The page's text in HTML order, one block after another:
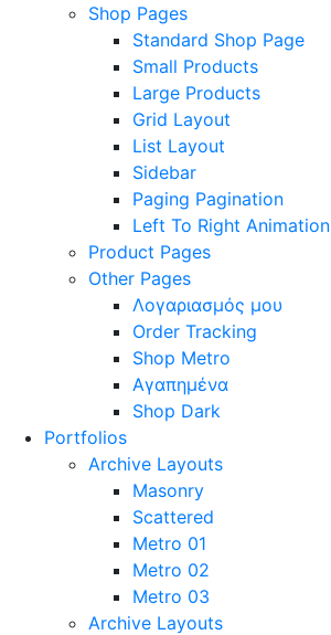
Shop Pages
Standard Shop Page
Small Products
Large Products
Grid Layout
List Layout
Sidebar
Paging Pagination
Left To Right Animation
Product Pages
Other Pages
Λογαριασμός μου
Order Tracking
Shop Metro
Αγαπημένα
Shop Dark
Portfolios
Archive Layouts
Masonry
Scattered
Metro 01
Metro 02
Metro 03
Archive Layouts